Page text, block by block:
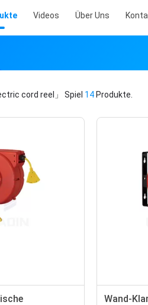
Videos Über Uns
cord reel」 Spiel 14 Produkte.
Wand-